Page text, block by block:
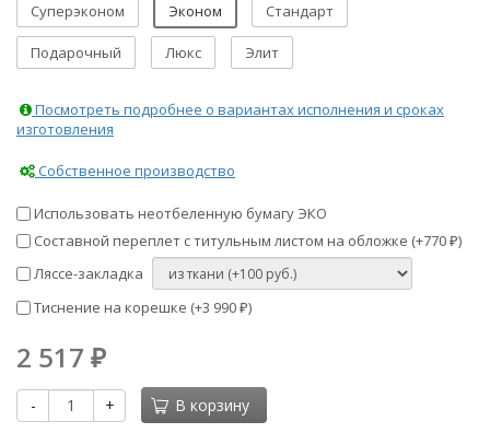
Суперэконом Эконом Стандарт
Подарочный Люкс Элит
Посмотреть подробнее о вариантах исполнения и сроках
изготовления
Собственное производство
Использовать неотбеленную бумагу ЭКО
Составной переплет с титульным листом на обложке (+770 ₽)
Ляссе-закладка
Тиснение на корешке (+3 990 ₽)
2 517 ₽
- + В корзину